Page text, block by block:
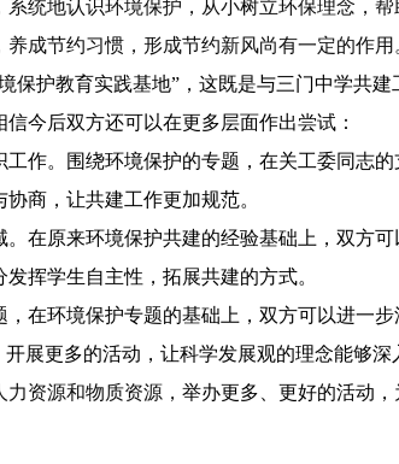
统地认识环境保护，从小树立环保理念，
成节约习惯，形成节约新风尚有一定的作用
保护教育实践基地”，这既是与三门中学共
今后双方还可以在更多层面作出尝试：
作。围绕环境保护的专题，在关工委同志
商，让共建工作更加规范。
。在原来环境保护共建的经验基础上，双方
挥学生自主性，拓展共建的方式。
在环境保护专题的基础上，双方可以进一
展更多的活动，让科学发展观的理念能够深
资源和物质资源， 举办更多、更好的活动，